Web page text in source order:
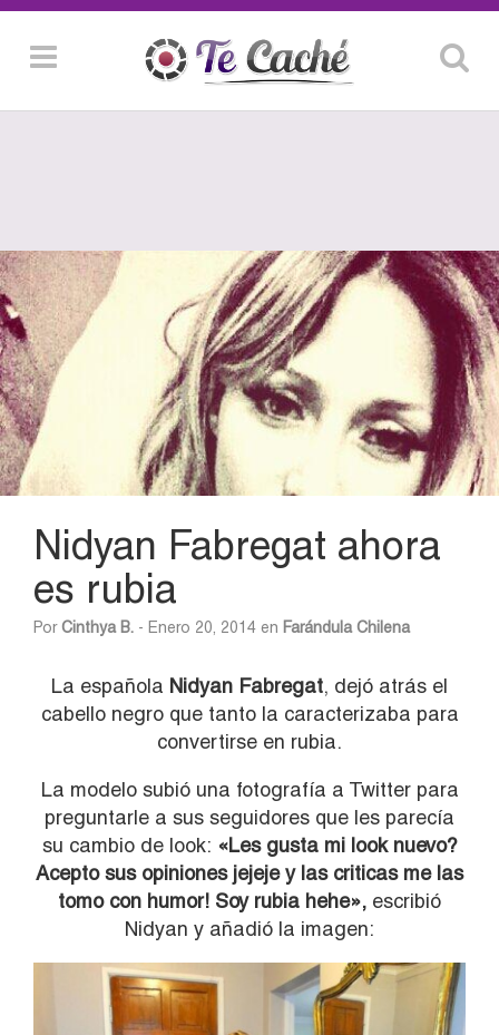
Nidyan Fabregat ahora
es rubia
PorCinthya B. - Enero 20, 2014 en Farándula Chilena
La española Nidyan Fabregat, dejó atrás el
cabello negro que tanto la caracterizaba para
convertirse en rubia.
La modelo subió una fotografía a Twitter para
preguntarle a sus seguidores que les parecía
su cambio de look: «Les gusta mi look nuevo?
Acepto sus opiniones jejeje y las criticas me las
tomo con humor! Soy rubia hehe», escribió
Nidyan y añadió la imagen: